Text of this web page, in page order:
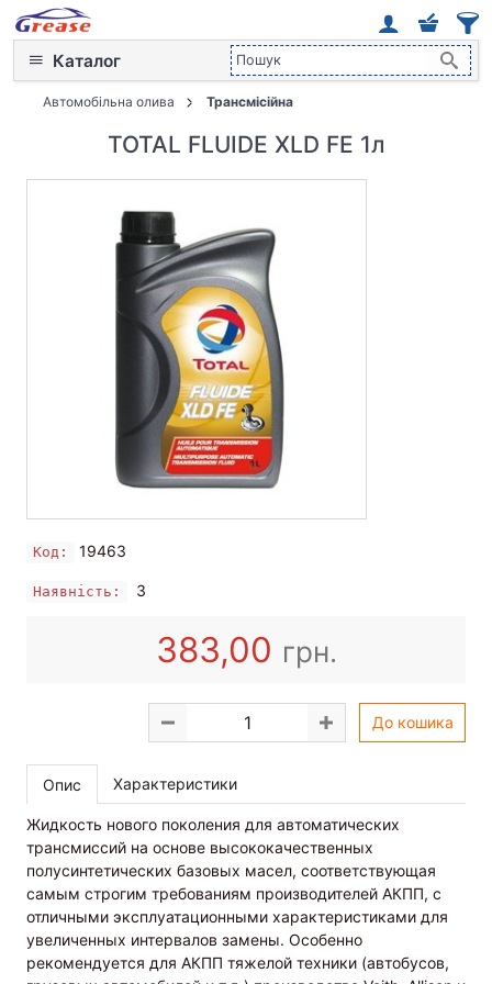
Каталог
Автомобільна олива Трансмісійна
TOTAL FLUIDE XLD FE 1л
Код: 19463
Наявність: 3
383,00 грн.
До кошика
Опис Характеристики
Жидкость нового поколения для автоматических
трансмиссий на основе высококачественных
полусинтетических базовых масел, соответствующая
самым строгим требованиям производителей АКПП, с
отличными эксплуатационными характеристиками для
увеличенных интервалов замены. Особенно
рекомендуется для АКПП тяжелой техники (автобусов,